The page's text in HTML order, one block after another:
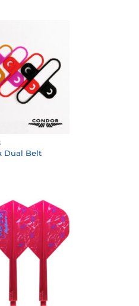
Dual Belt